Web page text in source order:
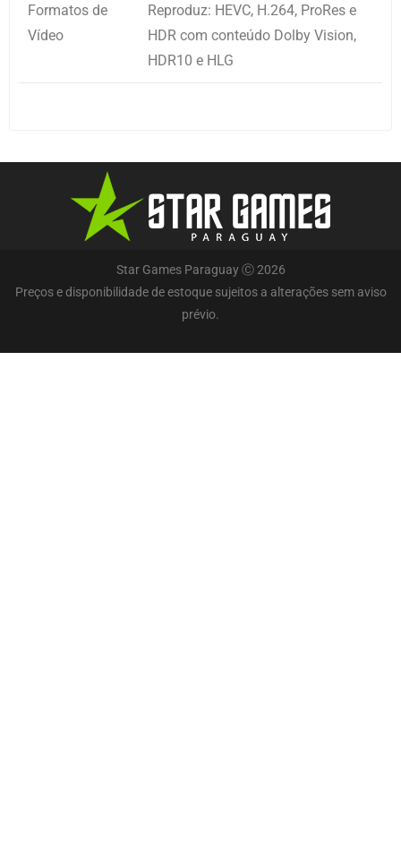
Formatos de
Vídeo
Reproduz: HEVC, H.264, ProRes e
HDR com conteúdo Dolby Vision,
HDR10 e HLG
Star Games Paraguay Ⓒ 2026
Preços e disponibilidade de estoque sujeitos a alterações sem aviso
prévio.